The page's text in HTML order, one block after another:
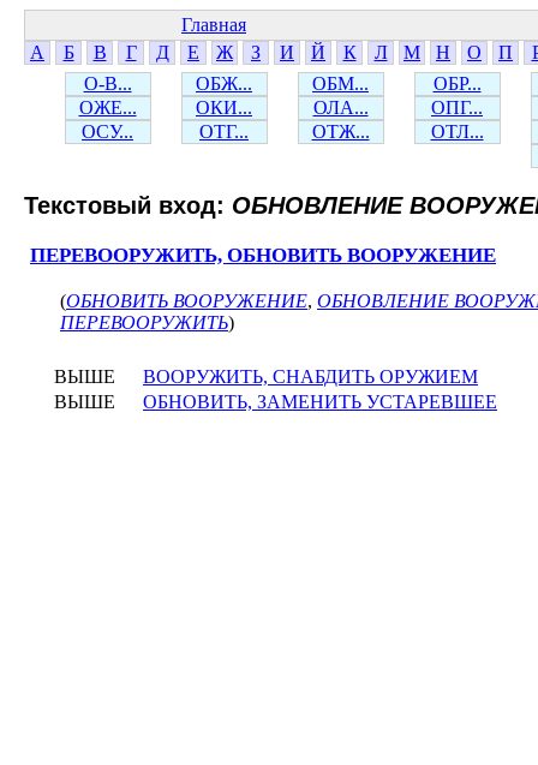
Главная
А
Б В Г Д Е Ж З И Й К Л М Н О П
О-В...
ОБЖ... ОБМ...
ОБР...
ОЖЕ...
ОКИ... ОЛА...
ОПГ...
ОСУ...
ОТГ... ОТЖ... ОТЛ...
Текстовый вход: ОБНОВЛЕНИЕ
ПЕРЕВООРУЖИТЬ, ОБНОВИТЬ ВООРУЖЕНИЕ
(ОБНОВИТЬ ВООРУЖЕНИЕ, ОБНОВЛЕНИЕ
ПЕРЕВООРУЖИТЬ)
ВЫШЕ
ВООРУЖИТЬ, СНАБДИТЬ ОРУЖИЕМ
ВЫШЕ
ОБНОВИТЬ, ЗАМЕНИТЬ УСТАРЕВШЕЕ